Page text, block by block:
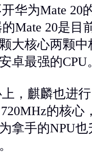
华为Mate 20
Mate 20是目
大核心两颗
卓最强的CPU
，麒麟也进
的核
拿手的NPU